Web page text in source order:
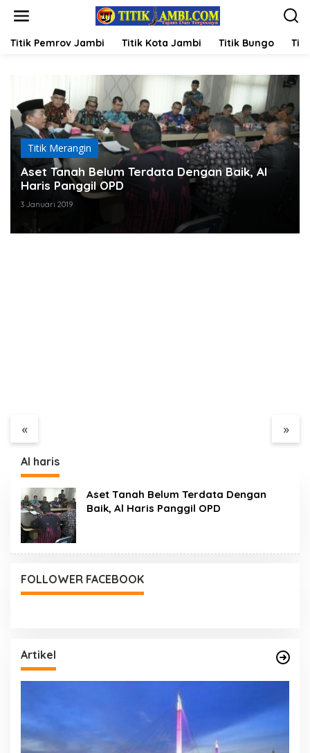
Titik Pemrov Jambi Titik Kota Jambi Titik Bungo
Titik Merangin
Aset Tanah Belum Terdata Dengan Baik, Al
Haris Panggil OPD
3 Januari 2019
« »
Masyarakat Peduli
Bungo Ancam Demo
Kadaluwarsa ke Pasien
Al haris
Aset Tanah Belum Terdata Dengan
Baik, Al Haris Panggil OPD
FOLLOWER FACEBOOK
Artikel